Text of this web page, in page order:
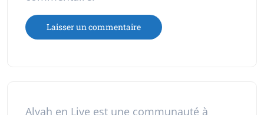
Alyah en Live est une communauté à